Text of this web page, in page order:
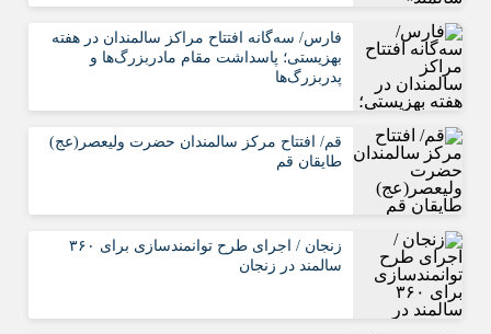
فارس/ سه‌گانه افتتاح مراکز سالمندان در هفته
بهزیستی؛ پاسداشت مقام مادربزرگ‌ها و
پدربزرگ‌ها
قم/ افتتاح مرکز سالمندان حضرت ولیعصر(عج)
طایقان قم
زنجان / اجرای طرح توانمندسازی برای ۳۶۰
سالمند در زنجان